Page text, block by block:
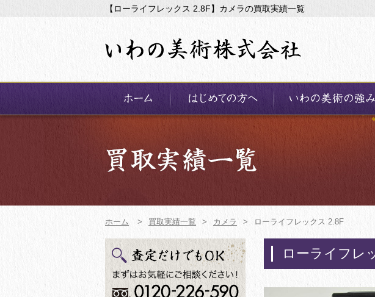
【ローライフレックス 2.8F】カメラの買取実績一覧
ホーム > 買取実績一覧 > カメラ > ローライフレックス 2.8F
ローライフレ